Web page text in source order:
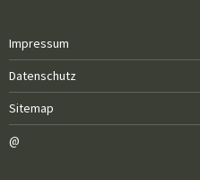
Impressum
Datenschutz
Sitemap
@